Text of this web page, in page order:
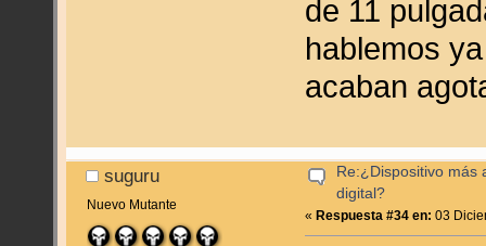
de 11
hablemos
acaban
suguru
Nuevo Mutante
Re:¿Dispositivo más
digital?
« Respuesta #34 en: 03